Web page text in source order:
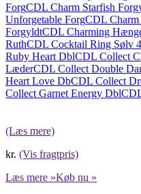
ForgCDL Charm Starfish
Unforgetable ForgCDL Charm
ForgyldtCDL Charming
RuthCDL Cocktail Ring Sølv
Ruby Heart DblCDL Collect
LæderCDL Collect Double
Heart Love DbCDL Collect
Collect Garnet Energy Dbl
(Læs mere)
kr. (Vis fragtpris)
Læs mere »Køb nu »